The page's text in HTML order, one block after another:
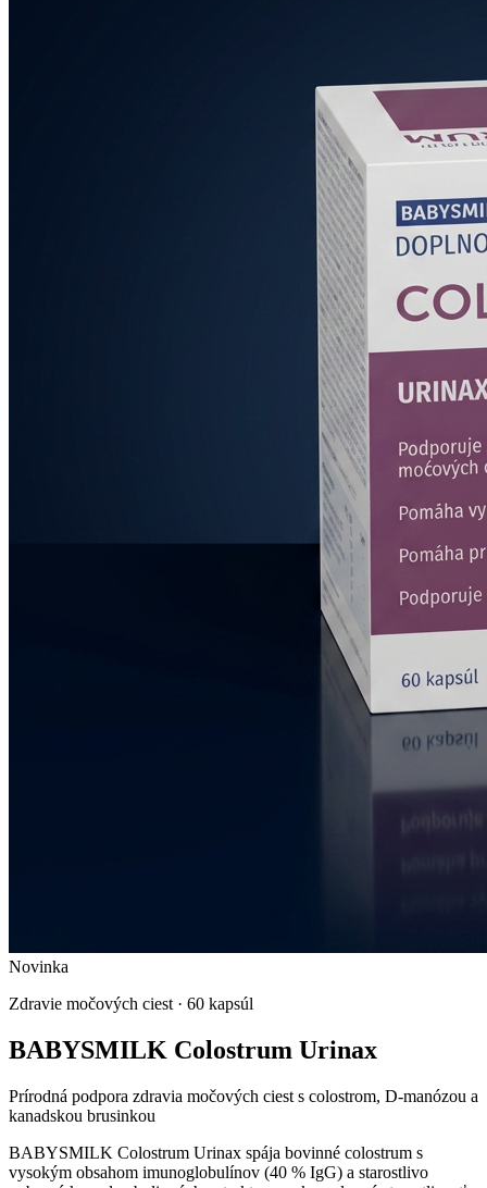
Novinka
Zdravie močových ciest · 60 kapsúl
BABYSMILK Colostrum Urinax
Prírodná podpora zdravia močových ciest s colostrom, D-manózou a
kanadskou brusinkou
BABYSMILK Colostrum Urinax spája bovinné colostrum s
vysokým obsahom imunoglobulínov (40 % IgG) a starostlivo